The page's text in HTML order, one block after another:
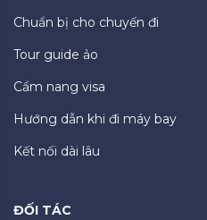
Chuẩn bị cho chuyến đi
Tour guide ảo
Cẩm nang visa
Hướng dẫn khi đi máy bay
Kết nối dài lâu
ĐỐI TÁC